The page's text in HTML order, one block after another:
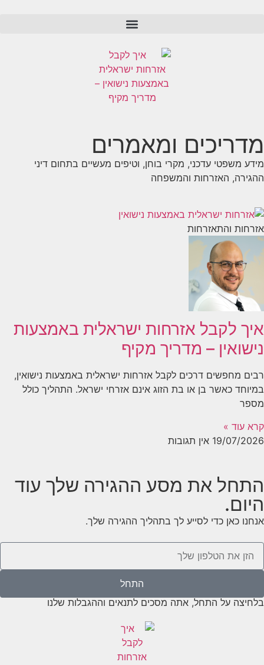
מדריכים ומאמרים
מידע משפטי עדכני, מקרי בוחן, וטיפים מעשיים בתחום דיני
ההגירה, האזרחות והמשפחה
אזרחות והתאזרחות
איך לקבל אזרחות ישראלית באמצעות
נישואין – מדריך מקיף
רבים מחפשים דרכים לקבל אזרחות ישראלית באמצעות נישואין,
במיוחד כאשר בן או בת הזוג אינם אזרחי ישראל. התהליך כולל
מספר
קרא עוד »
19/07/2026 אין תגובות
התחל את מסע ההגירה שלך עוד
היום.
אנחנו כאן כדי לסייע לך בתהליך ההגירה שלך.
התחל
בלחיצה על התחל, אתה מסכים לתנאים וההגבלות שלנו